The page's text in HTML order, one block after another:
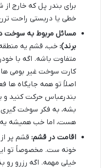
برای بندر پل که خارج
خطی یا دربستی راحت
مسائل مربوط به سوخت
برند): خب، قشم یه
متفاوت باشه. اگه با
کارت سوخت غیر بومی
اصلاً تو همه جایگاه ها
بندرعباس حرکت کنید و
بشه، به فکر سوخت
هست، اما خب همیشه
اقامت در قشم: قشم پر
خونه ست. مخصوصاً تو
خیلی مهمه. اگه رزرو رو